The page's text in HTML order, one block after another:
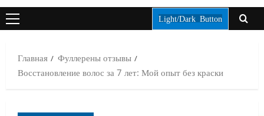
ОСНОВНОЕ
Light/Dark Button
Главная
Фуллерены отзывы
Восстановление волос за 7 лет: Мой опыт без краски